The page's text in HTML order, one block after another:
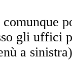
gli uffici
a